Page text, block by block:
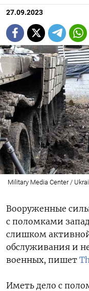
27.09.2023
Military Media Center /
Вооруженные
с поломками
слишком
обслуживания и
военных, пишет
Иметь дело с